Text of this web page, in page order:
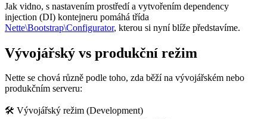
Jak vidno, s nastavením prostředí a vytvořením dependency
injection (DI) kontejneru pomáhá třída
Nette\Bootstrap\Configurator, kterou si nyní blíže představíme.
Vývojářský vs produkční režim
Nette se chová různě podle toho, zda běží na vývojářském nebo
produkčním serveru:
🛠️ Vývojářský režim (Development)